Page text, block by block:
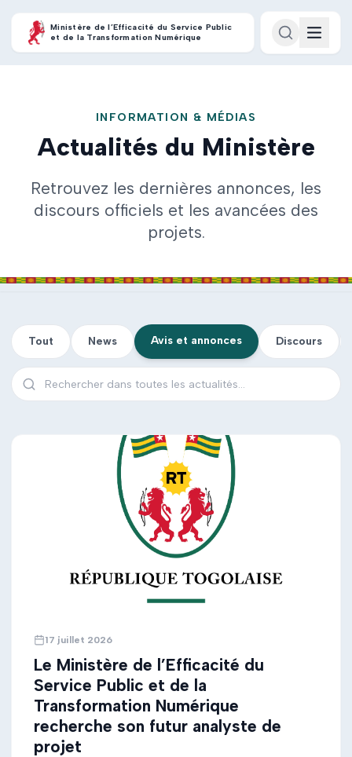
Ministère de l’Efficacité du Service Public
et de la Transformation Numérique
INFORMATION & MÉDIAS
Actualités du Ministère
Retrouvez les dernières annonces, les
discours officiels et les avancées des
projets.
Tout News Avis et annonces Discours
17 juillet 2026
Le Ministère de l’Efficacité du
Service Public et de la
Transformation Numérique
recherche son futur analyste de
projet